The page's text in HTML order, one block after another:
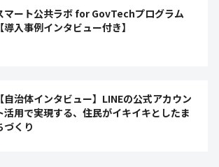
マート公共ラボ for GovTechプログラム
【導入事例インタビュー付き】
【自治体インタビュー】LINEの公式アカウン
活用で実現する、住民がイキイキとしたま
づくり